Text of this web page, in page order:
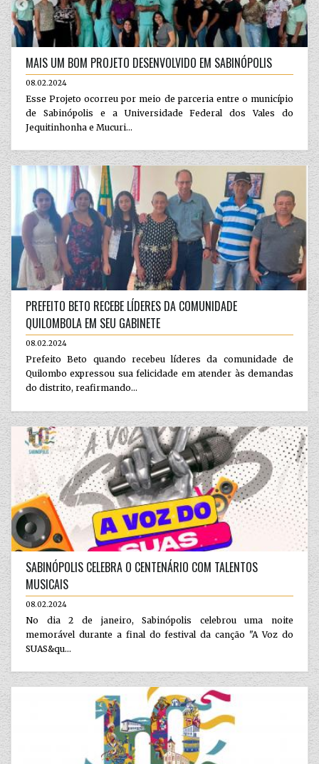
MAIS UM BOM PROJETO DESENVOLVIDO EM SABINÓPOLIS
08.02.2024
Esse Projeto ocorreu por meio de parceria entre o município
de Sabinópolis e a Universidade Federal dos Vales do
Jequitinhonha e Mucuri...
PREFEITO BETO RECEBE LÍDERES DA COMUNIDADE
QUILOMBOLA EM SEU GABINETE
08.02.2024
Prefeito Beto quando recebeu líderes da comunidade de
Quilombo expressou sua felicidade em atender às demandas
do distrito, reafirmando...
SABINÓPOLIS CELEBRA O CENTENÁRIO COM TALENTOS
MUSICAIS
08.02.2024
No dia 2 de janeiro, Sabinópolis celebrou uma noite
memorável durante a final do festival da canção "A Voz do
SUAS&qu...